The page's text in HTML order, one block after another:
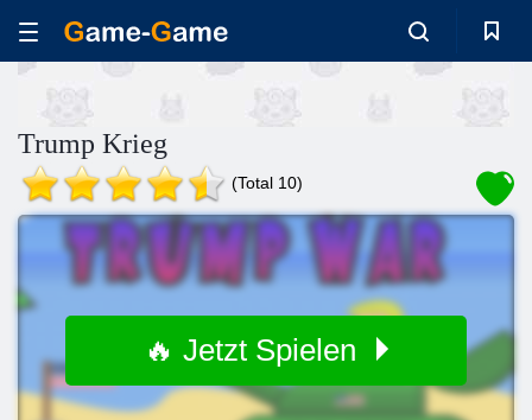
Trump Krieg
(Total 10)
🔥 Jetzt Spielen